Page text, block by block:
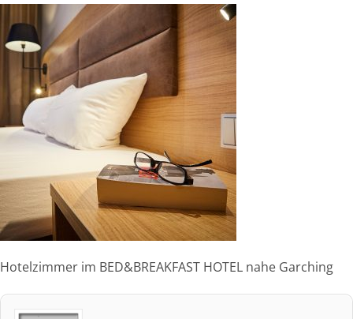
Hotelzimmer im BED&BREAKFAST HOTEL nahe Garching